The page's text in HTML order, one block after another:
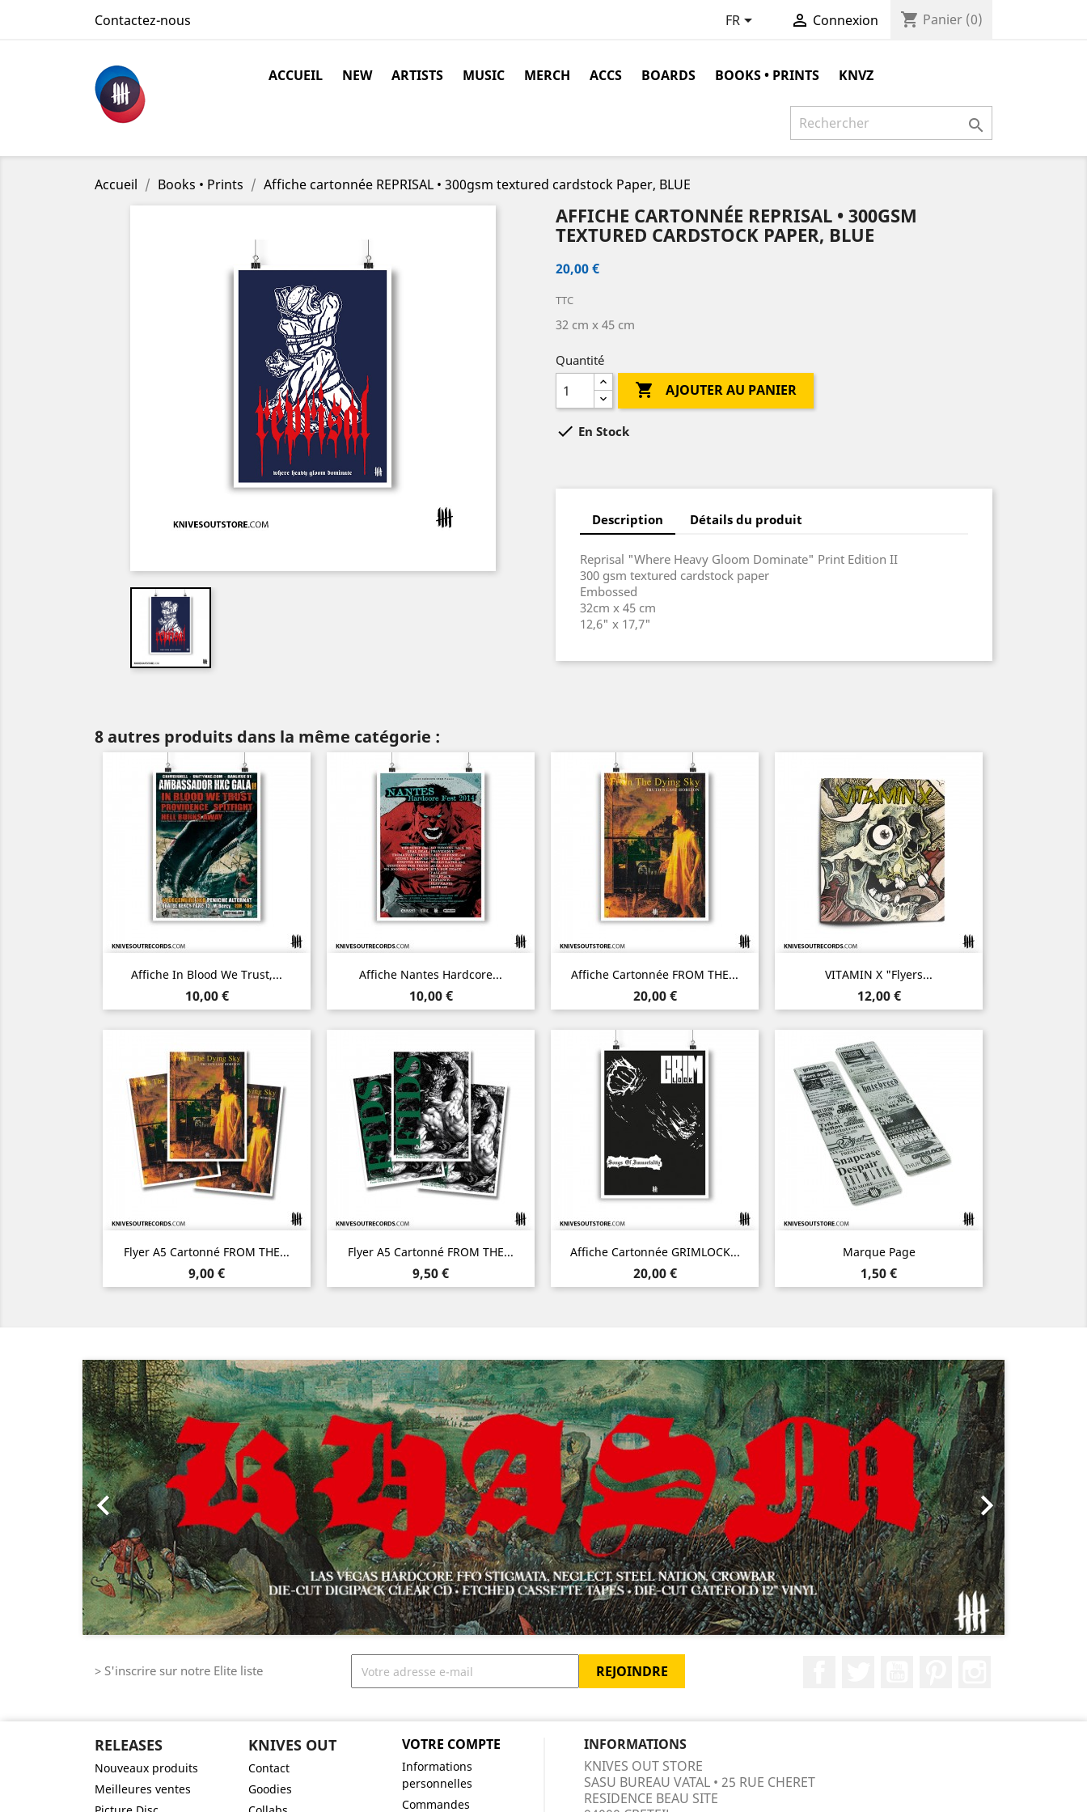
Contactez-nous FR  Connexion shopping_cart Panier (0)
ACCUEIL NEW ARTISTS MUSIC MERCH ACCS BOARDS BOOKS • PRINTS KNVZ

Accueil Books • Prints Affiche cartonnée REPRISAL • 300gsm textured cardstock Paper, BLUE
AFFICHE CARTONNÉE REPRISAL • 300GSM
TEXTURED CARDSTOCK PAPER, BLUE
20,00 €
TTC
32 cm x 45 cm
Quantité
 AJOUTER AU PANIER
 En Stock
Description Détails du produit
Reprisal "Where Heavy Gloom Dominate" Print Edition II
300 gsm textured cardstock paper
Embossed
32cm x 45 cm
12,6" x 17,7"
8 autres produits dans la même catégorie :
Affiche In Blood We Trust,...
Prix
10,00 €
Aperçu rapide Affiche Nantes Hardcore...
Prix
10,00 €
Aperçu rapide Affiche Cartonnée FROM THE...
Prix
20,00 €
Aperçu rapide VITAMIN X "Flyers...
Prix
12,00 €
Aperçu rapide
Flyer A5 Cartonné FROM THE...
Prix
9,00 €
Aperçu rapide Flyer A5 Cartonné FROM THE...
Prix
9,50 €
Aperçu rapide Affiche Cartonnée GRIMLOCK...
Prix
20,00 €
Aperçu rapide Marque Page
Prix
1,50 €
Aperçu rapide

Précédent

Suivant
> S'inscrire sur notre Elite liste
RELEASES
Nouveaux produits
Meilleures ventes
KNIVES OUT
Contact
Goodies
VOTRE COMPTE
Informations
personnelles
Commandes
INFORMATIONS
KNIVES OUT STORE
SASU BUREAU VATAL • 25 RUE CHERET
RESIDENCE BEAU SITE